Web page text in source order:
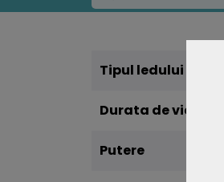
Tipul ledului
Durata de viata
Putere